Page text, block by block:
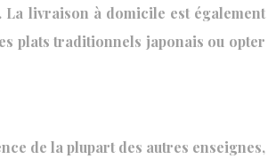
La livraison à domicile est également
plats traditionnels japonais ou opter
de la plupart des autres enseignes,